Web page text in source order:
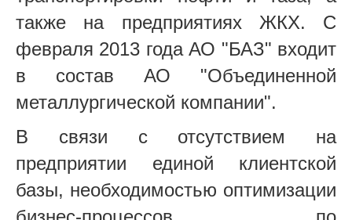
также на предприятиях ЖКХ. С
февраля 2013 года АО "БАЗ" входит
в состав АО "Объединенной
металлургической компании".
В связи с отсутствием на
предприятии единой клиентской
базы, необходимостью оптимизации